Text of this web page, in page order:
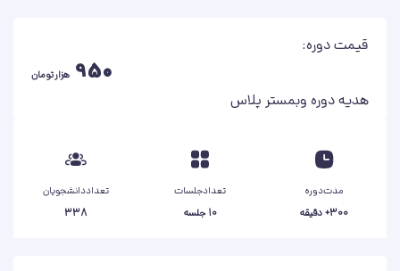
قیمت دوره:
950 هزار تومان
هدیه دوره وبمستر پلاس
مدت‌دوره
300+ دقیقه
تعداد‌جلسات
10 جلسه
تعداد‌دانشجویان
338